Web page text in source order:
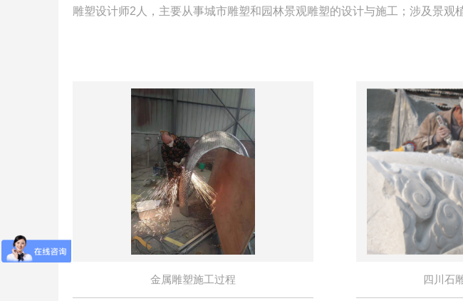
雕塑设计师2人，主要从事城市雕塑和园林景观雕塑的设计与施工；涉及景
金属雕塑施工过程 四川石